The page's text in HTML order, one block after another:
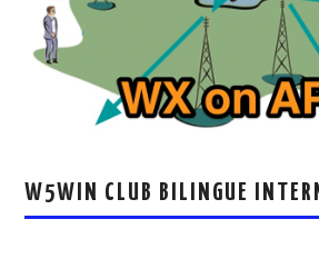
W5WIN CLUB BILINGUE